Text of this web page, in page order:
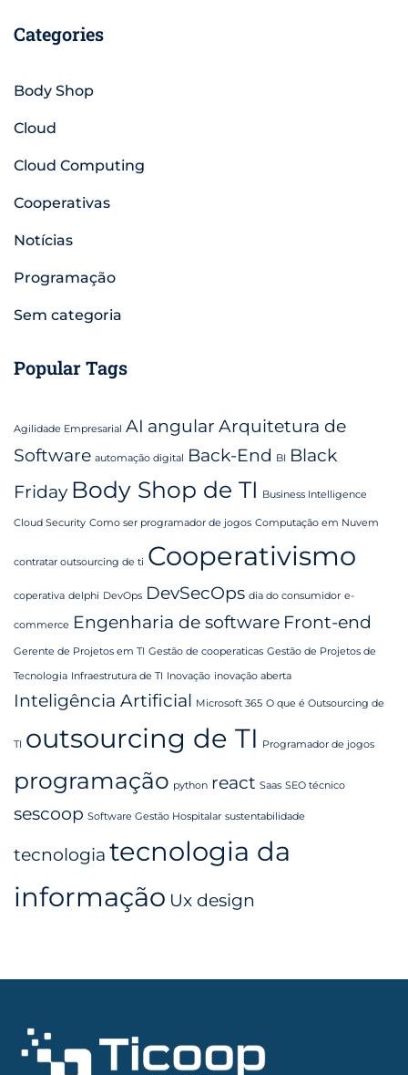
Categories
Body Shop
Cloud
Cloud Computing
Cooperativas
Notícias
Programação
Sem categoria
Popular Tags
Agilidade Empresarial AI angular Arquitetura de
Software automação digital Back-End BI Black
Friday Body Shop de TI Business Intelligence
Cloud Security Como ser programador de jogos Computação em Nuvem
contratar outsourcing de ti Cooperativismo
coperativa delphi DevOps DevSecOps dia do consumidor e-
commerce Engenharia de software Front-end
Gerente de Projetos em TI Gestão de cooperaticas Gestão de Projetos de
Tecnologia Infraestrutura de TI Inovação inovação aberta
Inteligência Artificial Microsoft 365 O que é Outsourcing de
TI outsourcing de TI Programador de jogos
programação python react Saas SEO técnico
sescoop Software Gestão Hospitalar sustentabilidade
tecnologia tecnologia da
informação Ux design